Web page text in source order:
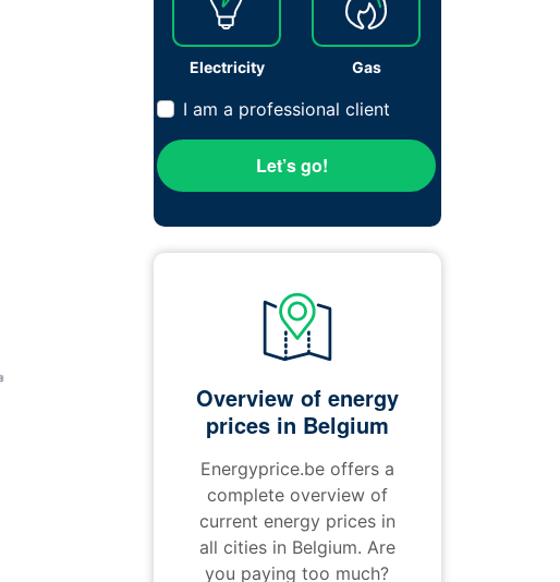
Electricity Gas
I am a professional client
Let’s go!
Overview of energy
prices in Belgium
Energyprice.be offers a
complete overview of
current energy prices in
all cities in Belgium. Are
you paying too much?